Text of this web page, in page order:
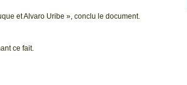
et Alvaro Uribe », conclu le document.
ce fait.